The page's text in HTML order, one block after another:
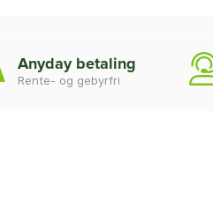
Anyday betaling
Rente- og gebyrfri